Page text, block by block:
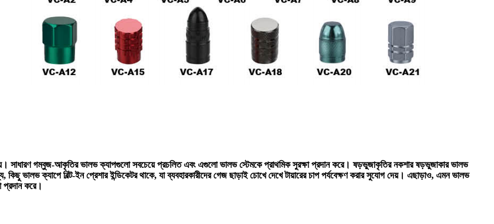
সাধারণ গম্বুজ-আকৃতির ভালভ ক্যাপগুলো সবচেয়ে প্রচলিত এবং এগুলো ভালভ স্টেমকে প্রাথমিক সুরক্ষা প্রদান করে। ষড়ভুজাকৃতির নকশার ষড়ভুজাকার ভালভ
ক্যাপে বিল্ট-ইন প্রেশার ইন্ডিকেটর থাকে, যা ব্যবহারকারীদের গেজ ছাড়াই চোখে দেখে টায়ারের চাপ পর্যবেক্ষণ করার সুযোগ দেয়। এছাড়াও, এমন ভালভ
প্রদান করে।